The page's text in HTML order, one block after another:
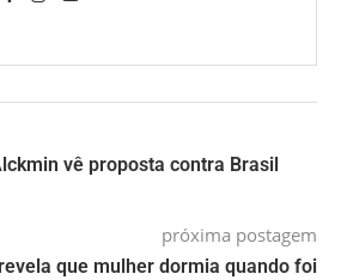
vê proposta contra Brasil
próxima postagem
que mulher dormia quando foi